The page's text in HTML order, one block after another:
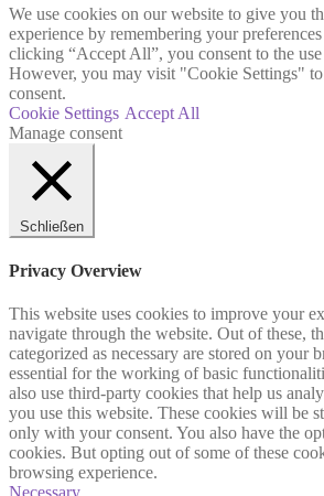
We use cookies on our website to give you
experience by remembering your
clicking “Accept All”, you consent to the
However, you may visit "Cookie Settings"
consent.
Cookie Settings Accept All
Manage consent
Schließen
Privacy Overview
This website uses cookies to improve your
navigate through the website. Out of these,
categorized as necessary are stored on your
essential for the working of basic
also use third-party cookies that help us
you use this website. These cookies will be
only with your consent. You also have the
cookies. But opting out of some of these
browsing experience.